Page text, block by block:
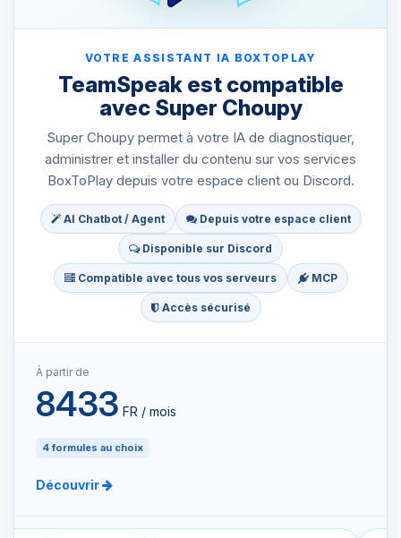
VOTRE ASSISTANT IA BOXTOPLAY
TeamSpeak est compatible
avec Super Choupy
Super Choupy permet à votre IA de diagnostiquer,
administrer et installer du contenu sur vos services
BoxToPlay depuis votre espace client ou Discord.
AI Chatbot / Agent Depuis votre espace client
Disponible sur Discord
Compatible avec tous vos serveurs MCP
Accès sécurisé
À partir de
8433 FR / mois
4 formules au choix
Découvrir